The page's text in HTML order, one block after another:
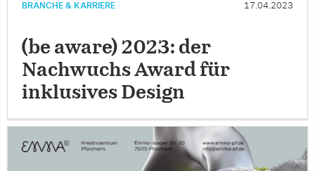
BRANCHE & KARRIERE 17.04.2023
(be aware) 2023: der
Nachwuchs Award für
inklusives Design